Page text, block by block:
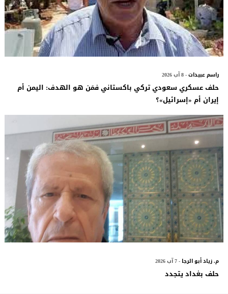
راسم عبيدات- 8 آب 2026
حلف عسكري سعودي تركي باكستاني فمَن هو الهدف: اليمن أم
إيران أم «إسرائيل»؟
م. زياد أبو الرجا - 7 آب 2026
حلف بغداد يتجدد